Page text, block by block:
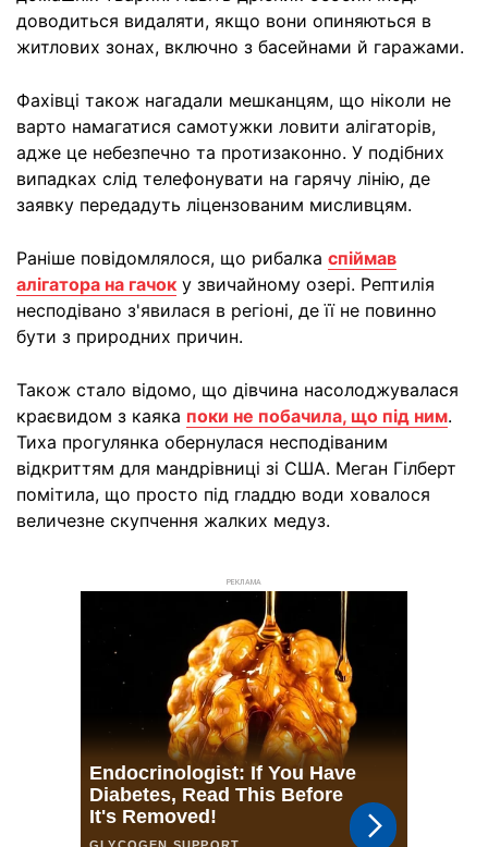
доводиться видаляти, якщо вони опиняються в
житлових зонах, включно з басейнами й гаражами.
Фахівці також нагадали мешканцям, що ніколи не
варто намагатися самотужки ловити алігаторів,
адже це небезпечно та протизаконно. У подібних
випадках слід телефонувати на гарячу лінію, де
заявку передадуть ліцензованим мисливцям.
Раніше повідомлялося, що рибалка спіймав
алігатора на гачок у звичайному озері. Рептилія
несподівано з'явилася в регіоні, де її не повинно
бути з природних причин.
Також стало відомо, що дівчина насолоджувалася
краєвидом з каяка поки не побачила, що під ним.
Тиха прогулянка обернулася несподіваним
відкриттям для мандрівниці зі США. Меган Гілберт
помітила, що просто під гладдю води ховалося
величезне скупчення жалких медуз.
РЕКЛАМА